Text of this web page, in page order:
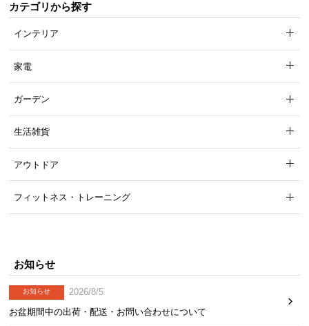
カテゴリから探す
インテリア
家電
ガーデン
生活雑貨
アウトドア
フィットネス・トレーニング
お知らせ
お知らせ
2026/8/5
お盆期間中の出荷・配送・お問い合わせについて